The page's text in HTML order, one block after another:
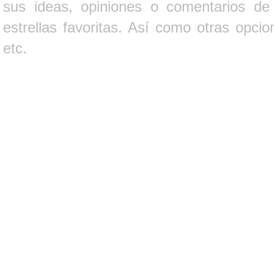
sus ideas, opiniones o comentarios
estrellas favoritas. Así como otras
etc.